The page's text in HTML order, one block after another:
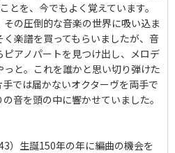
とを、今でもよく覚えています。
の圧倒的な音楽の世界に吸い込ま
楽譜を買ってもらいましたが、音
アノパートを見つけ出し、メロデ
と。これを誰かと思い切り弾けた
では届かないオクターヴを両手で
音を頭の中に響かせていました。
）生誕150年の年に編曲の機会を